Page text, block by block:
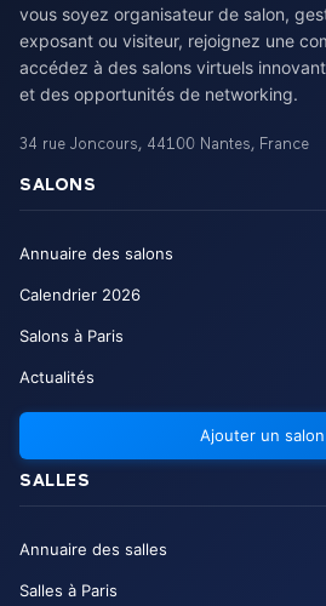
vous soyez organisateur de salon,
exposant ou visiteur, rejoignez une
accédez à des salons virtuels
et des opportunités de networking.
34 rue Joncours, 44100 Nantes, France
SALONS
Annuaire des salons
Calendrier 2026
Salons à Paris
Actualités
Ajouter un salon
SALLES
Annuaire des salles
Salles à Paris